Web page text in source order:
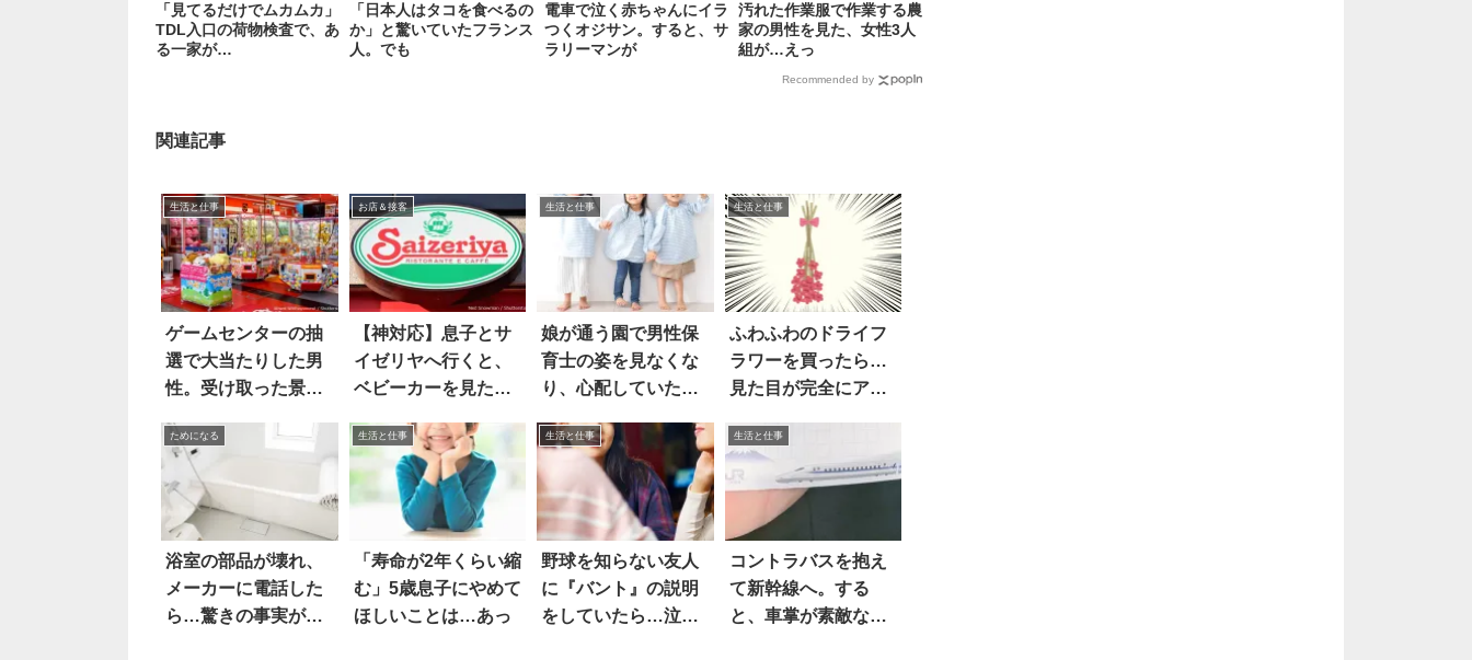
「見てるだけでムカムカ」
TDL入口の荷物検査で、あ
る一家が…
「日本人はタコを食べるの
か」と驚いていたフランス
人。でも
電車で泣く赤ちゃんにイラ
つくオジサン。すると、サ
ラリーマンが
汚れた作業服で作業する農
家の男性を見た、女性3人
組が…えっ
Recommended by
関連記事
生活と仕事
ゲームセンターの抽
選で大当たりした男
性。受け取った景品
お店＆接客
【神対応】息子とサ
イゼリヤへ行くと、
ベビーカーを見た店
生活と仕事
娘が通う園で男性保
育士の姿を見なくな
り、心配していた
生活と仕事
ふわふわのドライフ
ラワーを買ったら…
見た目が完全にアレ
ためになる
浴室の部品が壊れ、
メーカーに電話した
ら…驚きの事実が判
生活と仕事
「寿命が2年くらい縮
む」5歳息子にやめて
ほしいことは…あっ
生活と仕事
野球を知らない友人
に『バント』の説明
をしていたら…泣い
生活と仕事
コントラバスを抱え
て新幹線へ。する
と、車掌が素敵なメ